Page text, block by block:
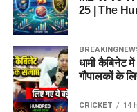
25 | The
धामी कैबिनेट
गौपालकों के
CRICKET 14